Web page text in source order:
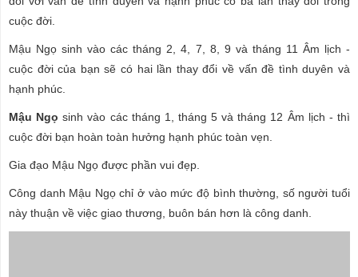
cuộc đời.
Mậu Ngọ sinh vào các tháng 2, 4, 7, 8, 9 và tháng 11 Âm lịch -
cuộc đời của bạn sẽ có hai lần thay đổi về vấn đề tình duyên và
hạnh phúc.
Mậu Ngọ sinh vào các tháng 1, tháng 5 và tháng 12 Âm lịch - thì
cuộc đời bạn hoàn toàn hưởng hạnh phúc toàn vẹn.
Gia đạo Mậu Ngọ được phần vui đẹp.
Công danh Mậu Ngọ chỉ ở vào mức độ bình thường, số người tuổi
này thuận về việc giao thương, buôn bán hơn là công danh.